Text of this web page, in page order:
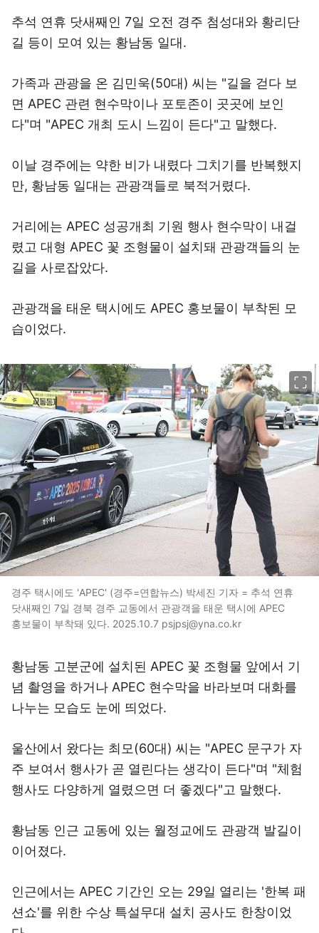
추석 연휴 닷새째인 7일 오전 경주 첨성대와 황리단
길 등이 모여 있는 황남동 일대.
가족과 관광을 온 김민욱(50대) 씨는 "길을 걷다 보
면 APEC 관련 현수막이나 포토존이 곳곳에 보인
다"며 "APEC 개최 도시 느낌이 든다"고 말했다.
이날 경주에는 약한 비가 내렸다 그치기를 반복했지
만, 황남동 일대는 관광객들로 북적거렸다.
거리에는 APEC 성공개최 기원 행사 현수막이 내걸
렸고 대형 APEC 꽃 조형물이 설치돼 관광객들의 눈
길을 사로잡았다.
관광객을 태운 택시에도 APEC 홍보물이 부착된 모
습이었다.
경주 택시에도 'APEC' (경주=연합뉴스) 박세진 기자 = 추석 연휴
닷새째인 7일 경북 경주 교동에서 관광객을 태운 택시에 APEC
홍보물이 부착돼 있다. 2025.10.7 psjpsj@yna.co.kr
황남동 고분군에 설치된 APEC 꽃 조형물 앞에서 기
념 촬영을 하거나 APEC 현수막을 바라보며 대화를
나누는 모습도 눈에 띄었다.
울산에서 왔다는 최모(60대) 씨는 "APEC 문구가 자
주 보여서 행사가 곧 열린다는 생각이 든다"며 "체험
행사도 다양하게 열렸으면 더 좋겠다"고 말했다.
황남동 인근 교동에 있는 월정교에도 관광객 발길이
이어졌다.
인근에서는 APEC 기간인 오는 29일 열리는 '한복 패
션쇼'를 위한 수상 특설무대 설치 공사도 한창이었